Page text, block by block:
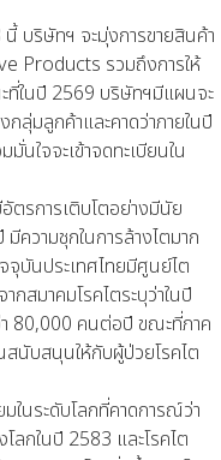
ริษัทฯ จะมุ่งการขายสินค้า
Products รวมถึงการให้
ที่ในปี 2569 บริษัทฯมีแผนจะ
ลุ่มลูกค้าและคาดว่าภายในปี
ใจจะเข้าจดทะเบียนใน
รการเติบโตอย่างมีนัย
ความชุกในการล้างไตมาก
จุบันประเทศไทยมีศูนย์ไต
สมาคมโรคไตระบุว่าในปี
80,000 คนต่อปี ขณะที่ภาค
สนับสนุนให้กับผู้ป่วยโรคไต
ระดับโลกที่คาดการณ์ว่า
ลกในปี 2583 และโรคไต